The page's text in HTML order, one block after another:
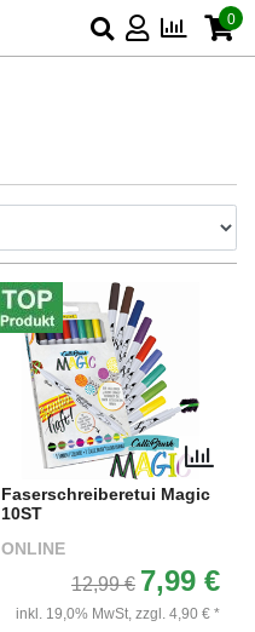
0
Faserschreiberetui Magic
10ST
ONLINE
12,99 € 7,99 €
inkl. 19,0% MwSt, zzgl. 4,90 € *